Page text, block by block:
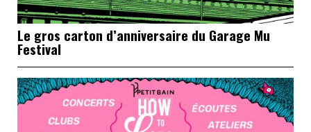
Le gros carton d’anniversaire du Garage Mu
Festival